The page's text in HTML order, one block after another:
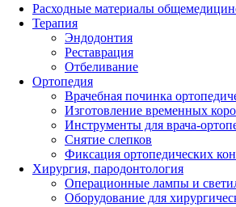
Расходные материалы
Терапия
Эндодонтия
Реставрация
Отбеливание
Ортопедия
Врачебная починка
Изготовление временных
Инструменты для врача-
Снятие слепков
Фиксация ортопедических
Хирургия, пародонтология
Операционные лампы и
Оборудование для